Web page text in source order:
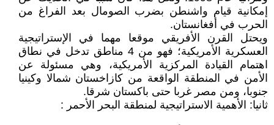
إمكانية قيام واشنطن بضرب الصومال بعد الفراغ من
الحرب في أفغانستان.
ويحتل القرن الأفريقي موقعا مهما في الإستراتيجية
العسكرية الأمريكية؛ فهو من 4 مناطق تدخل في نطاق
اهتمام القيادة المركزية الأمريكية، وهي مسئولة عن
الأمن في المنطقة الواقعة من كازاخستان شمالا وكينيا
جنوبا، ومن مصر غربا حتى باكستان شرقا.
ثانيا: الأهمية الاستراتيجية لمنطقة البحر الأحمر :